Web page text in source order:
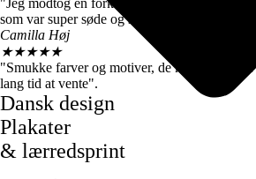
som var super søde og sendte mig straks den
Camilla Høj
★★★★★
"Smukke farver og motiver, de kom dog
lang tid at vente".
Dansk design
Plakater
& lærredsprint